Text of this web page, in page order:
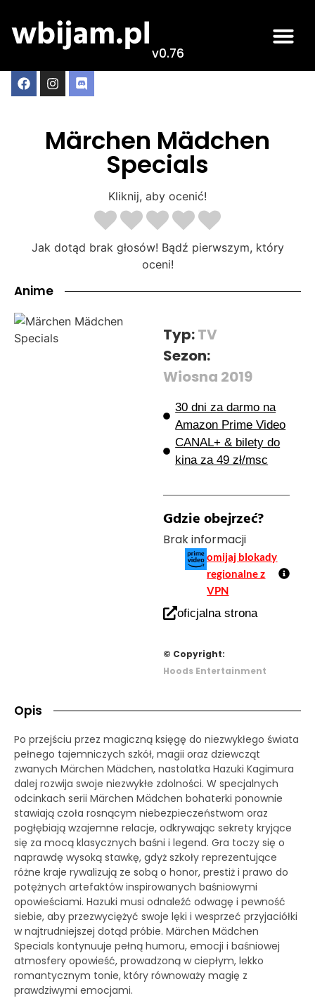
v0.76
Märchen Mädchen
Specials
Kliknij, aby ocenić!
Jak dotąd brak głosów! Bądź pierwszym, który
oceni!
Anime
Typ:TV
Sezon:
Wiosna 2019
30 dni za darmo na
Amazon Prime Video
CANAL+ & bilety do
kina za 49 zł/msc
Gdzie obejrzeć?
Brak informacji
omijaj blokady
regionalne z
VPN
oficjalna strona
© Copyright:
Hoods Entertainment
Opis
Po przejściu przez magiczną księgę do niezwykłego świata
pełnego tajemniczych szkół, magii oraz dziewcząt
zwanych Märchen Mädchen, nastolatka Hazuki Kagimura
dalej rozwija swoje niezwykłe zdolności. W specjalnych
odcinkach serii Märchen Mädchen bohaterki ponownie
stawiają czoła rosnącym niebezpieczeństwom oraz
pogłębiają wzajemne relacje, odkrywając sekrety kryjące
się za mocą klasycznych baśni i legend. Gra toczy się o
naprawdę wysoką stawkę, gdyż szkoły reprezentujące
różne kraje rywalizują ze sobą o honor, prestiż i prawo do
potężnych artefaktów inspirowanych baśniowymi
opowieściami. Hazuki musi odnaleźć odwagę i pewność
siebie, aby przezwyciężyć swoje lęki i wesprzeć przyjaciółki
w najtrudniejszej dotąd próbie. Märchen Mädchen
Specials kontynuuje pełną humoru, emocji i baśniowej
atmosfery opowieść, prowadzoną w ciepłym, lekko
romantycznym tonie, który równoważy magię z
prawdziwymi emocjami.